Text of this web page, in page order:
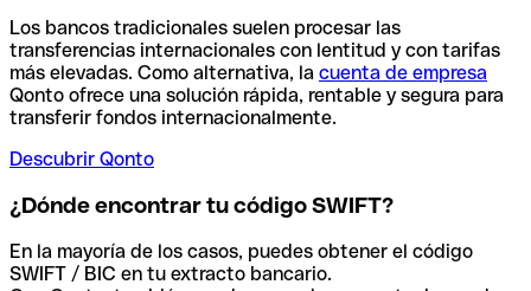
Los bancos tradicionales suelen procesar las
transferencias internacionales con lentitud y con tarifas
más elevadas. Como alternativa, la cuenta de empresa
Qonto ofrece una solución rápida, rentable y segura para
transferir fondos internacionalmente.
Descubrir Qonto
¿Dónde encontrar tu código SWIFT?
En la mayoría de los casos, puedes obtener el código
SWIFT / BIC en tu extracto bancario.